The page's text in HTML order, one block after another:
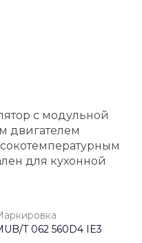
с модульной
двигателем
для кухонной
T 062 560D4 IE3